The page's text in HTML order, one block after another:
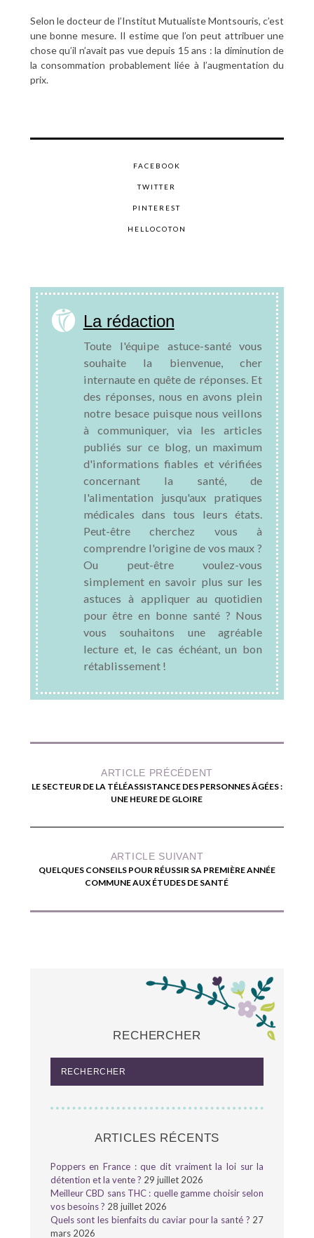
Selon le docteur de l’Institut Mutualiste Montsouris, c’est
une bonne mesure. Il estime que l’on peut attribuer une
chose qu’il n’avait pas vue depuis 15 ans : la diminution de
la consommation probablement liée à l’augmentation du
prix.
FACEBOOK
TWITTER
PINTEREST
HELLOCOTON
La rédaction
Toute l'équipe astuce-santé vous
souhaite la bienvenue, cher
internaute en quête de réponses. Et
des réponses, nous en avons plein
notre besace puisque nous veillons
à communiquer, via les articles
publiés sur ce blog, un maximum
d'informations fiables et vérifiées
concernant la santé, de
l'alimentation jusqu'aux pratiques
médicales dans tous leurs états.
Peut-être cherchez vous à
comprendre l'origine de vos maux ?
Ou peut-être voulez-vous
simplement en savoir plus sur les
astuces à appliquer au quotidien
pour être en bonne santé ? Nous
vous souhaitons une agréable
lecture et, le cas échéant, un bon
rétablissement !
ARTICLE PRÉCÉDENT
LE SECTEUR DE LA TÉLÉASSISTANCE DES PERSONNES ÂGÉES :
UNE HEURE DE GLOIRE
ARTICLE SUIVANT
QUELQUES CONSEILS POUR RÉUSSIR SA PREMIÈRE ANNÉE
COMMUNE AUX ÉTUDES DE SANTÉ
RECHERCHER
ARTICLES RÉCENTS
Poppers en France : que dit vraiment la loi sur la
détention et la vente ? 29 juillet 2026
Meilleur CBD sans THC : quelle gamme choisir selon
vos besoins ? 28 juillet 2026
Quels sont les bienfaits du caviar pour la santé ? 27
mars 2026